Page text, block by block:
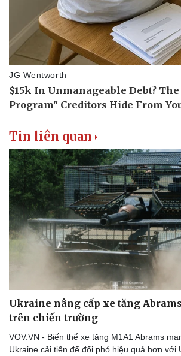
Bóng đá
Lịch thi đấu bóng đá
eSports
Hậu trường
Ô tô
Xe máy
Tin liên quan
Ukraine nâng cấp xe tăng
trên chiến trường
VOV.VN - Biến thể xe tăng M1A1 Abrams
Ukraine cải tiến để đối phó hiệu quả hơn với